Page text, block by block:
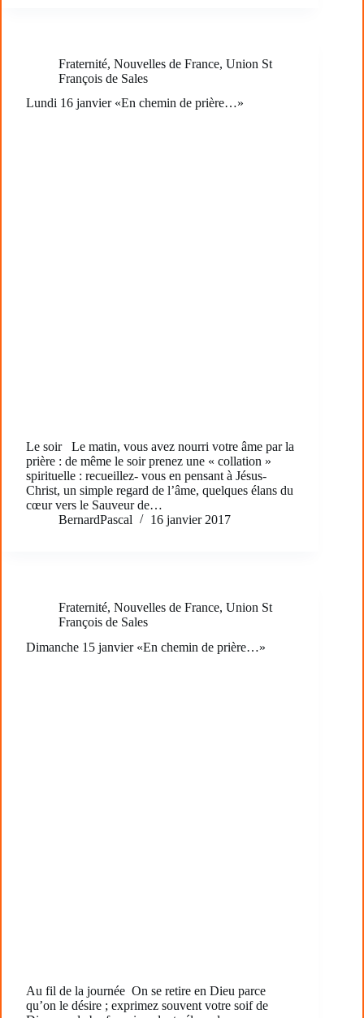
Fraternité, Nouvelles de France, Union St
François de Sales
Lundi 16 janvier «En chemin de prière…»
Le soir Le matin, vous avez nourri votre âme par la
prière : de même le soir prenez une « collation »
spirituelle : recueillez- vous en pensant à Jésus-
Christ, un simple regard de l’âme, quelques élans du
cœur vers le Sauveur de…
BernardPascal
16 janvier 2017
Fraternité, Nouvelles de France, Union St
François de Sales
Dimanche 15 janvier «En chemin de prière…»
Au fil de la journée On se retire en Dieu parce
qu’on le désire ; exprimez souvent votre soif de